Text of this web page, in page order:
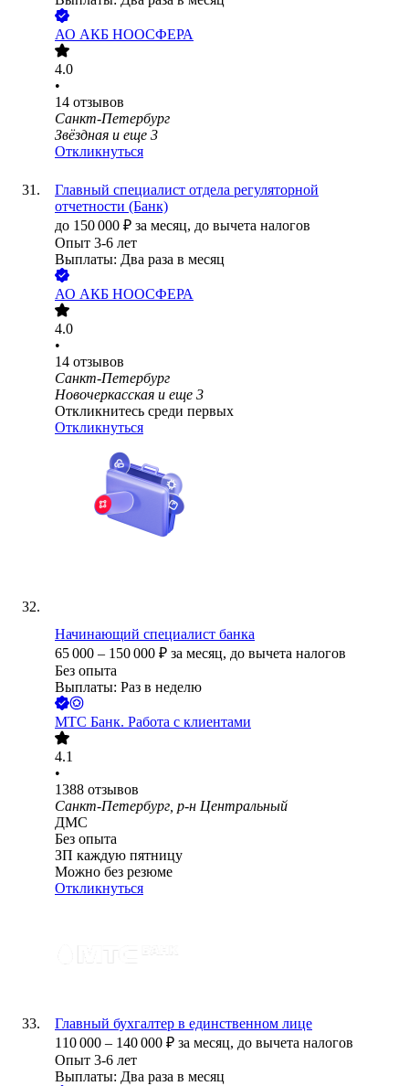
АО АКБ НООСФЕРА
4.0
•
14 отзывов
Санкт-Петербург
Звёздная и еще 3
Откликнуться
Главный специалист отдела регуляторной
отчетности (Банк)
до 150 000 ₽ за месяц, до вычета налогов
Опыт 3-6 лет
Выплаты: Два раза в месяц
АО АКБ НООСФЕРА
4.0
•
14 отзывов
Санкт-Петербург
Новочеркасская и еще 3
Откликнитесь среди первых
Откликнуться
Начинающий специалист банка
65 000 – 150 000 ₽ за месяц, до вычета налогов
Без опыта
Выплаты: Раз в неделю
МТС Банк. Работа с клиентами
4.1
•
1388 отзывов
Санкт-Петербург, р-н Центральный
ДМС
Без опыта
ЗП каждую пятницу
Можно без резюме
Откликнуться
Главный бухгалтер в единственном лице
110 000 – 140 000 ₽ за месяц, до вычета налогов
Опыт 3-6 лет
Выплаты: Два раза в месяц